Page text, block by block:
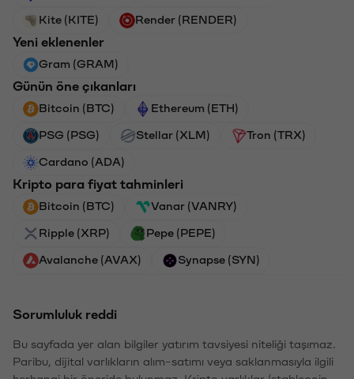
Kite (KITE) Render (RENDER)
Yeni eklenenler
Gram (GRAM)
Günün öne çıkanları
Bitcoin (BTC) Ethereum (ETH)
PSG (PSG) Stellar (XLM) Tron (TRX)
Cardano (ADA)
Kripto para fiyat tahminleri
Bitcoin (BTC) Vanar (VANRY)
Ripple (XRP) Pepe (PEPE)
Avalanche (AVAX) Synapse (SYN)
Sorumluluk reddi
Bu sayfada yer alan bilgiler yatırım tavsiyesi niteliği taşımaz.
Paribu, dijital varlıkların alım-satımı veya saklanmasıyla ilgili